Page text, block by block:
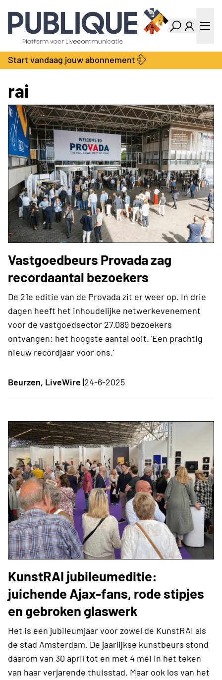
Industry Dashboard
Vacatures
Kalender
Producten
Bedrijvengids
Locatie Finder
Contact
Over ons
Adverteren
Abonnementen
Start vandaag jouw abonnement
rai
Vastgoedbeurs Provada zag
recordaantal bezoekers
De 21e editie van de Provada zit er weer op. In drie
dagen heeft het inhoudelijke netwerkevenement
voor de vastgoedsector 27.089 bezoekers
ontvangen: het hoogste aantal ooit. 'Een prachtig
nieuw recordjaar voor ons.'
Beurzen, LiveWire |24-6-2025
KunstRAI jubileumeditie:
juichende Ajax-fans, rode stipjes
en gebroken glaswerk
Het is een jubileumjaar voor zowel de KunstRAI als
de stad Amsterdam. De jaarlijkse kunstbeurs stond
daarom van 30 april tot en met 4 mei in het teken
van haar verjarende thuisstad. Maar ook los van het